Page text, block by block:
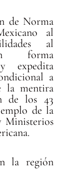
de Norma
al
al
forma
expedita
a
la mentira
de los 43
de la
Ministerios
la región